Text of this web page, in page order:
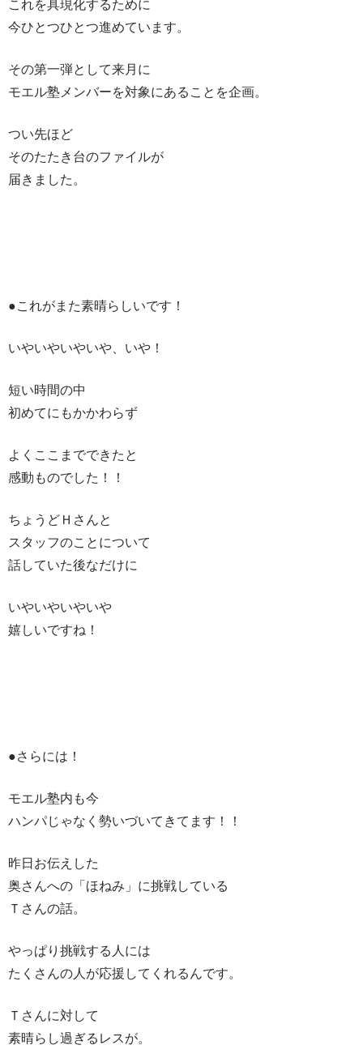
これを具現化するために
今ひとつひとつ進めています。
その第一弾として来月に
モエル塾メンバーを対象にあることを企画。
つい先ほど
そのたたき台のファイルが
届きました。
●これがまた素晴らしいです！
いやいやいやいや、いや！
短い時間の中
初めてにもかかわらず
よくここまでできたと
感動ものでした！！
ちょうどＨさんと
スタッフのことについて
話していた後なだけに
いやいやいやいや
嬉しいですね！
●さらには！
モエル塾内も今
ハンパじゃなく勢いづいてきてます！！
昨日お伝えした
奥さんへの「ほねみ」に挑戦している
Ｔさんの話。
やっぱり挑戦する人には
たくさんの人が応援してくれるんです。
Ｔさんに対して
素晴らし過ぎるレスが。